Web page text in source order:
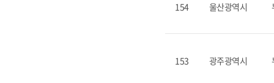
154 울산광역시
153 광주광역시